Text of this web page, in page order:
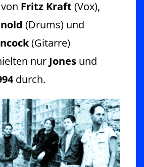
Fritz Kraft (Vox),
(Drums) und
(Gitarre)
nur Jones und
durch.